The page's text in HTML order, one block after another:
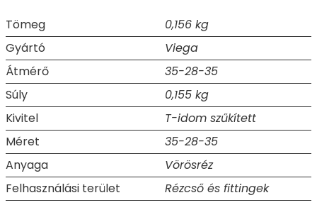
Tömeg
0,156 kg
Gyártó
Viega
Átmérő
35-28-35
Súly
0,155 kg
Kivitel
T-idom szűkített
Méret
35-28-35
Anyaga
Vörösréz
Felhasználási terület
Rézcső és fittingek